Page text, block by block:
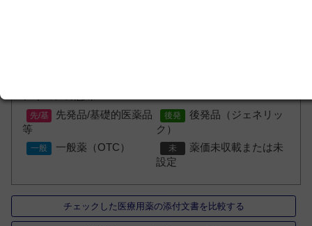
先発品/基礎的医薬品
等
後発品（ジェネリッ
ク）
一般薬（OTC）
薬価未収載または未
設定
チェックした医療用薬の添付文書を比較する